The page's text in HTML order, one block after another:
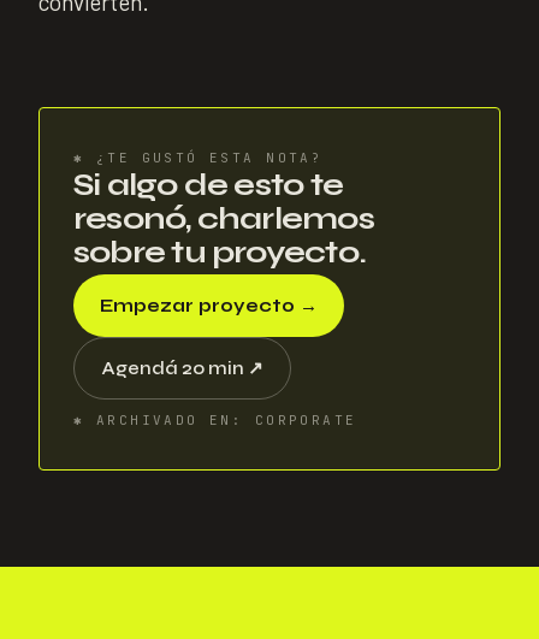
✱ ¿TE GUSTÓ ESTA NOTA?
Si algo de esto te
resonó, charlemos
sobre tu proyecto.
Empezar proyecto →
Agendá 20 min ↗
✱ ARCHIVADO EN : CORPORATE